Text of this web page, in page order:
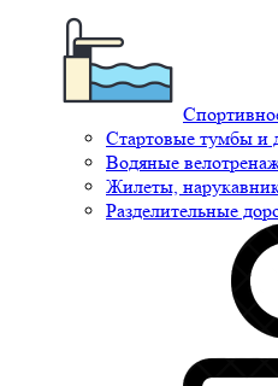
Стартовые тумбы и
Водяные
Жилеты,
Разделительные